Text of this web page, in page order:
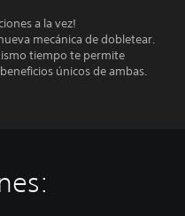
a la vez!
mecánica de dobletear.
tiempo te permite
únicos de ambas.